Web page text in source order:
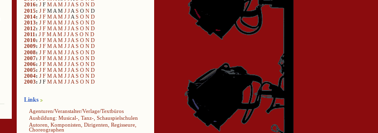
2016: J F M A M J J A S O N D
2015: J F M A M J J A S O N D
2014: J F M A M J J A S O N D
2013: J F M A M J J A S O N D
2012: J F M A M J J A S O N D
2011 : J F M A M J J A S O N D
2010: J F M A M J J A S O N D
2009: J F MA M J JA S O N D
2008: J F M A M J J A S O N D
2007: J F M A M J J A S O N D
2006: J F M A M J J A S O N D
2005: J F M A M J J A S O N D
2004: J F M A M J J A S O N D
2003: J F M A M J J A S O N D
Links
Agenturen/Veranstalter/Verlage/Textbüros
Ausbildung: Musical-, Tanz-, Schauspielschulen
Autoren, Komponisten, Dirigenten, Regisseure,
Choreographen